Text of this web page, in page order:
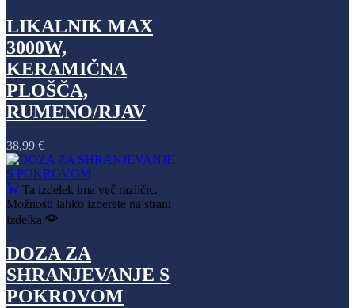
LIKALNIK MAX
3000W,
KERAMIČNA
PLOŠČA,
RUMENO/RJAV
38,99 €
Ta izdelek ima več različic.
Možnosti lahko izberete na strani
izdelka
DOZA ZA
SHRANJEVANJE S
POKROVOM